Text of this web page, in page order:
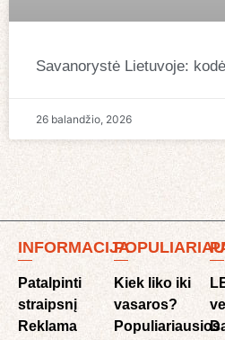
Savanorystė Lietuvoje:
26 balandžio, 2026
INFORMACIJA
Patalpinti
straipsnį
Reklama
Kiek liko iki
vasaros?
Populiariausios